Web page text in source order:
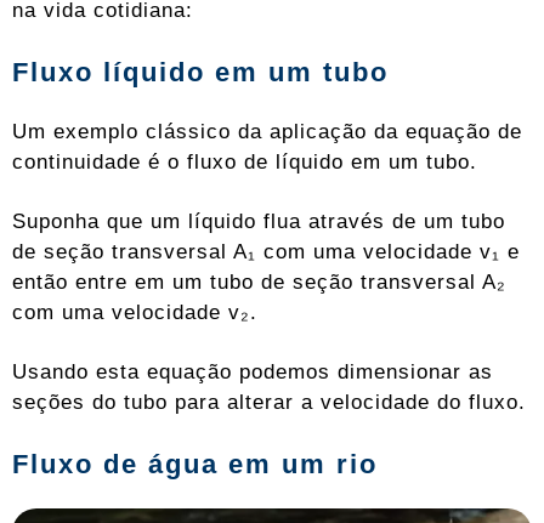
na vida cotidiana:
Fluxo líquido em um tubo
Um exemplo clássico da aplicação da equação de
continuidade é o fluxo de líquido em um tubo.
Suponha que um líquido flua através de um tubo
de seção transversal A₁ com uma velocidade v₁ e
então entre em um tubo de seção transversal A₂
com uma velocidade v₂.
Usando esta equação podemos dimensionar as
seções do tubo para alterar a velocidade do fluxo.
Fluxo de água em um rio